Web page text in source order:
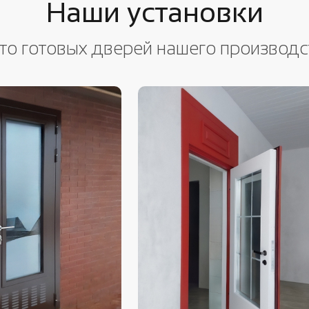
Наши установки
готовых дверей нашего